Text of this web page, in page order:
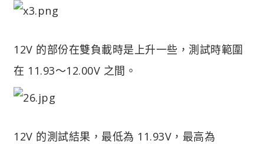
12V 的部份在雙負載時是上升一些，測試時範圍
在 11.93～12.00V 之間。
12V 的測試結果，最低為 11.93V，最高為